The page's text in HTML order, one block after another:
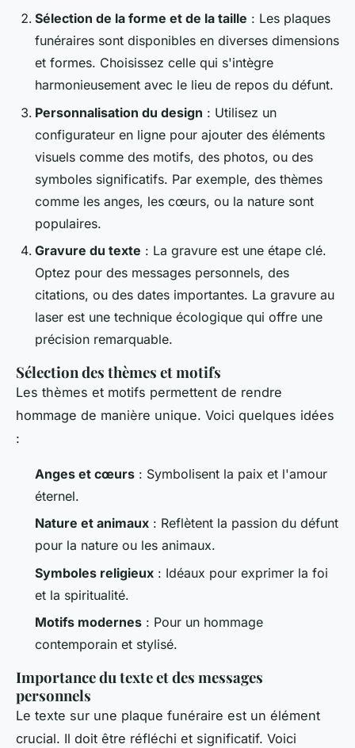
Sélection de la forme et de la taille : Les plaques
funéraires sont disponibles en diverses dimensions
et formes. Choisissez celle qui s'intègre
harmonieusement avec le lieu de repos du défunt.
Personnalisation du design : Utilisez un
configurateur en ligne pour ajouter des éléments
visuels comme des motifs, des photos, ou des
symboles significatifs. Par exemple, des thèmes
comme les anges, les cœurs, ou la nature sont
populaires.
Gravure du texte : La gravure est une étape clé.
Optez pour des messages personnels, des
citations, ou des dates importantes. La gravure au
laser est une technique écologique qui offre une
précision remarquable.
Sélection des thèmes et motifs
Les thèmes et motifs permettent de rendre
hommage de manière unique. Voici quelques idées
:
Anges et cœurs : Symbolisent la paix et l'amour
éternel.
Nature et animaux : Reflètent la passion du défunt
pour la nature ou les animaux.
Symboles religieux : Idéaux pour exprimer la foi
et la spiritualité.
Motifs modernes : Pour un hommage
contemporain et stylisé.
Importance du texte et des messages
personnels
Le texte sur une plaque funéraire est un élément
crucial. Il doit être réfléchi et significatif. Voici